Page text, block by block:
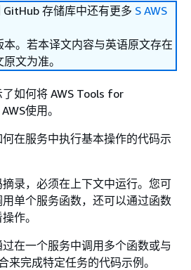
GitHub 存储库中还有更多 S AWS
。若本译文内容与英语原文存在
文为准。
如何将 AWS Tools for
使用。
在服务中执行基本操作的代码示
录，必须在上下文中运行。您可
单个服务函数，还可以通过函数
作。
在一个服务中调用多个函数或与
来完成特定任务的代码示例。